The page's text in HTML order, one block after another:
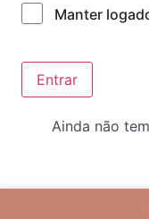
Manter
Entrar
Ainda não